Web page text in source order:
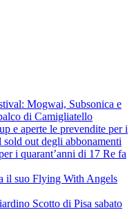
Mogwai, Subsonica e
di Camigliatello
e aperte le prevendite per i
out degli abbonamenti
i quarant’anni di 17 Re fa
il suo Flying With Angels
Scotto di Pisa sabato